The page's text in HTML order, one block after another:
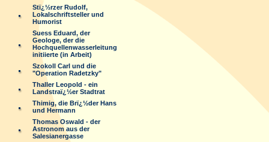
Stï¿½rzer Rudolf,
Lokalschriftsteller und
Humorist
Suess Eduard, der
Geologe, der die
Hochquellenwasserleitung
initiierte (in Arbeit)
Szokoll Carl und die
"Operation Radetzky"
Thaller Leopold - ein
Landstraï¿½er Stadtrat
Thimig, die Brï¿½der Hans
und Hermann
Thomas Oswald - der
Astronom aus der
Salesianergasse